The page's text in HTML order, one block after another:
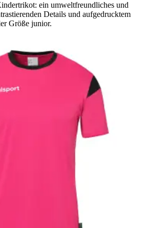
ein umweltfreundliches und
Details und aufgedrucktem
Größe junior.